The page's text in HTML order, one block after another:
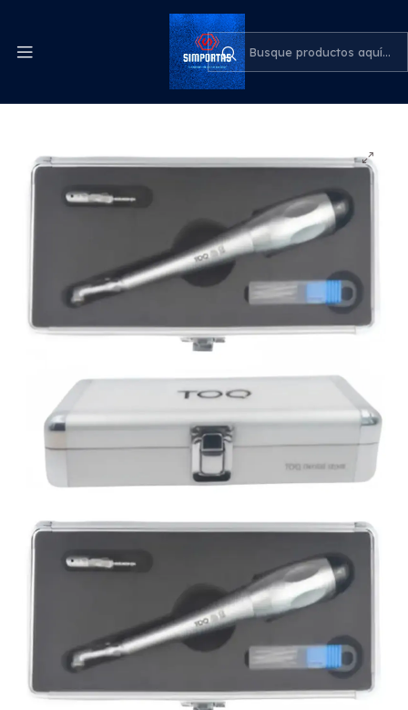
Despachos express a todo el país
Inicio Odontología
Llave Implantes Dentales Dinamométrica Con Maletín
Santiago